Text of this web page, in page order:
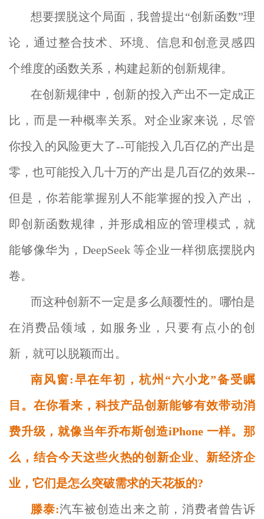
想要摆脱这个局面，我曾提出“创新函数”理
论，通过整合技术、环境、信息和创意灵感四
个维度的函数关系，构建起新的创新规律。
在创新规律中，创新的投入产出不一定成正
比，而是一种概率关系。对企业家来说，尽管
你投入的风险更大了--可能投入几百亿的产出是
零，也可能投入几十万的产出是几百亿的效果--
但是，你若能掌握别人不能掌握的投入产出，
即创新函数规律，并形成相应的管理模式，就
能够像华为，DeepSeek 等企业一样彻底摆脱内
卷。
而这种创新不一定是多么颠覆性的。哪怕是
在消费品领域，如服务业，只要有点小的创
新，就可以脱颖而出。
南风窗:早在年初，杭州“六小龙”备受瞩
目。在你看来，科技产品创新能够有效带动消
费升级，就像当年乔布斯创造iPhone 一样。那
么，结合今天这些火热的创新企业、新经济企
业，它们是怎么突破需求的天花板的?
滕泰:汽车被创造出来之前，消费者曾告诉